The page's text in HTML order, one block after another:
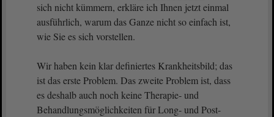
sich nicht kümmern, erkläre ich Ihnen jetzt einmal
ausführlich, warum das Ganze nicht so einfach ist,
wie Sie es sich vorstellen.
Wir haben kein klar definiertes Krankheitsbild; das
ist das erste Problem. Das zweite Problem ist, dass
es deshalb auch noch keine Therapie- und
Behandlungsmöglichkeiten für Long- und Post-